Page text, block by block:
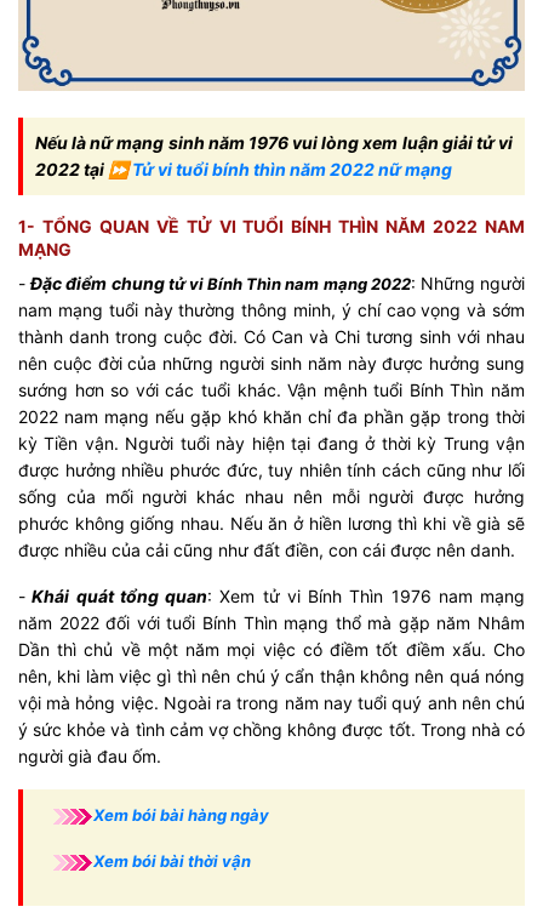
Nếu là nữ mạng sinh năm 1976 vui lòng xem luận giải tử vi
2022 tại ⏩Tử vi tuổi bính thìn năm 2022 nữ mạng
1- TỔNG QUAN VỀ TỬ VI TUỔI BÍNH THÌN NĂM 2022 NAM
MẠNG
-Đặc điểm chungtử vi Bính Thìn nam mạng 2022: Những người
nam mạng tuổi này thường thông minh, ý chí cao vọng và sớm
thành danh trong cuộc đời. Có Can và Chi tương sinh với nhau
nên cuộc đời của những người sinh năm này được hưởng sung
sướng hơn so với các tuổi khác. Vận mệnh tuổi Bính Thìn năm
2022 nam mạng nếu gặp khó khăn chỉ đa phần gặp trong thời
kỳ Tiền vận. Người tuổi này hiện tại đang ở thời kỳ Trung vận
được hưởng nhiều phước đức, tuy nhiên tính cách cũng như lối
sống của mối người khác nhau nên mỗi người được hưởng
phước không giống nhau. Nếu ăn ở hiền lương thì khi về già sẽ
được nhiều của cải cũng như đất điền, con cái được nên danh.
- Khái quát tổng quan: Xem tử vi Bính Thìn 1976 nam mạng
năm 2022 đối với tuổi Bính Thìn mạng thổ mà gặp năm Nhâm
Dần thì chủ về một năm mọi việc có điềm tốt điềm xấu. Cho
nên, khi làm việc gì thì nên chú ý cẩn thận không nên quá nóng
vội mà hỏng việc. Ngoài ra trong năm nay tuổi quý anh nên chú
ý sức khỏe và tình cảm vợ chồng không được tốt. Trong nhà có
người già đau ốm.
Xem bói bài hàng ngày
Xem bói bài thời vận